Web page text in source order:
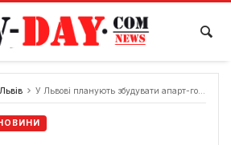
У Львові планують збудувати апарт-готель на місці бомбосховища на Сихові